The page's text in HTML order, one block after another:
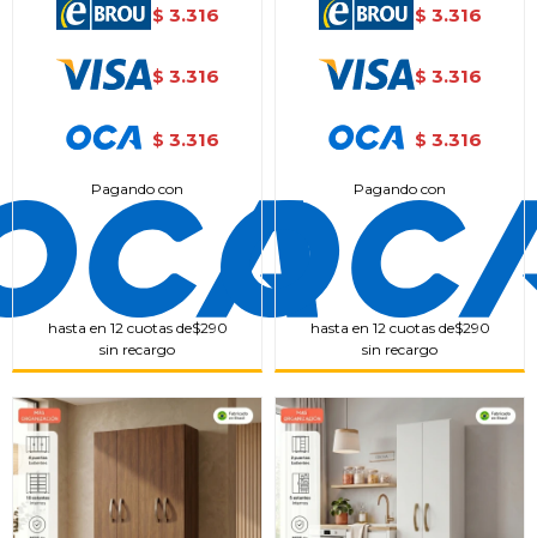
$ 3.316
$ 3.316
$ 3.316
Pagando con
hasta en 12 cuotas de$290
sin recargo
$ 3.316
$ 3.316
$ 3.316
Pagando con
hasta en 12 cuotas de$290
sin recargo